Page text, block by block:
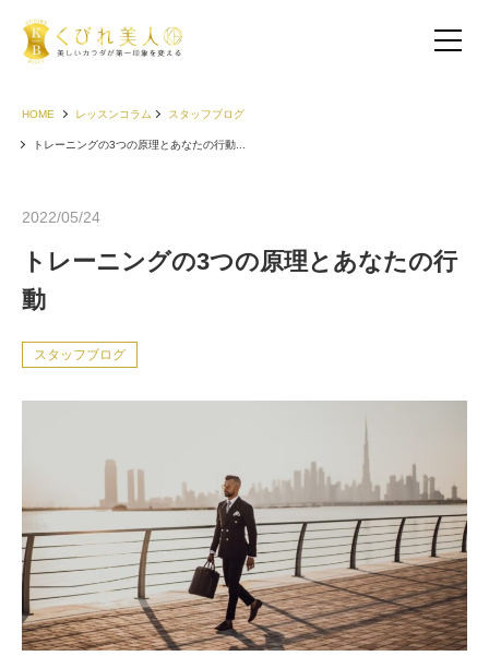
お客様の声（50代以上）
お客様の声（男性）
HOME レッスンコラム スタッフブログ
トレーニングの3つの原理とあなたの行動...
2022/05/24
トレーニングの3つの原理とあなたの行
動
スタッフブログ